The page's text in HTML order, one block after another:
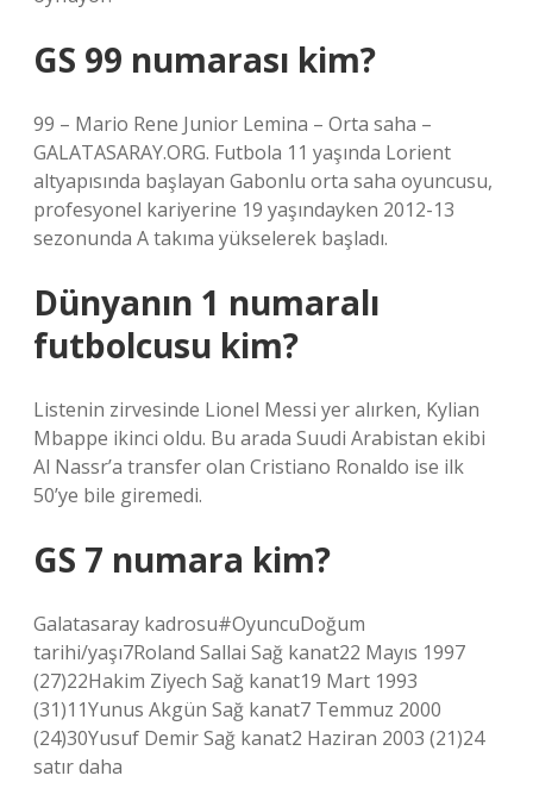
GS 99 numarası kim?
99 – Mario Rene Junior Lemina – Orta saha –
GALATASARAY.ORG. Futbola 11 yaşında Lorient
altyapısında başlayan Gabonlu orta saha oyuncusu,
profesyonel kariyerine 19 yaşındayken 2012-13
sezonunda A takıma yükselerek başladı.
Dünyanın 1 numaralı
futbolcusu kim?
Listenin zirvesinde Lionel Messi yer alırken, Kylian
Mbappe ikinci oldu. Bu arada Suudi Arabistan ekibi
Al Nassr’a transfer olan Cristiano Ronaldo ise ilk
50’ye bile giremedi.
GS 7 numara kim?
Galatasaray kadrosu#OyuncuDoğum
tarihi/yaşı7Roland Sallai Sağ kanat22 Mayıs 1997
(27)22Hakim Ziyech Sağ kanat19 Mart 1993
(31)11Yunus Akgün Sağ kanat7 Temmuz 2000
(24)30Yusuf Demir Sağ kanat2 Haziran 2003 (21)24
satır daha